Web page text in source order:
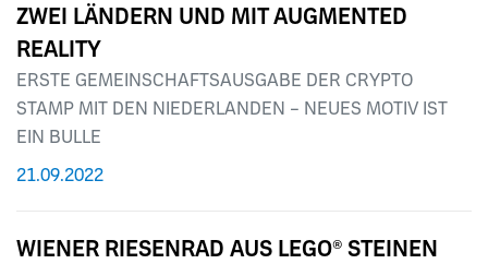
ZWEI LÄNDERN UND MIT AUGMENTED
REALITY
ERSTE GEMEINSCHAFTSAUSGABE DER CRYPTO
STAMP MIT DEN NIEDERLANDEN – NEUES MOTIV IST
EIN BULLE
21.09.2022
WIENER RIESENRAD AUS LEGO® STEINEN